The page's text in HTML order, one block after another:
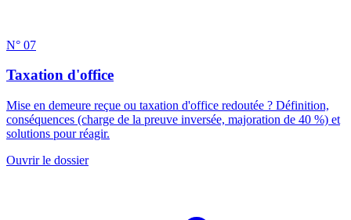
N° 07
Taxation d'office
Mise en demeure reçue ou taxation d'office redoutée ? Définition,
conséquences (charge de la preuve inversée, majoration de 40 %) et
solutions pour réagir.
Ouvrir le dossier